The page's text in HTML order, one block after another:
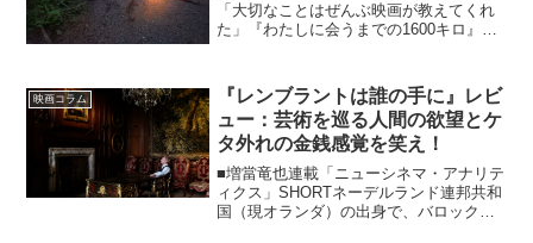
「大切なことはぜんぶ映画が教えてくれ
た」『わたしに会うまでの1600キロ』を
なかとまらなかった。本作は...
映画コラム
『レンブラントは誰の手に』レビ
ュー：芸術を巡る人間の欲望とケ
タ外れの金銭感覚を笑え！
■増當竜也連載「ニューシネマ・アナリテ
ィクス」SHORTネーデルランド連邦共和
国（現オランダ）の出身で、バロック絵